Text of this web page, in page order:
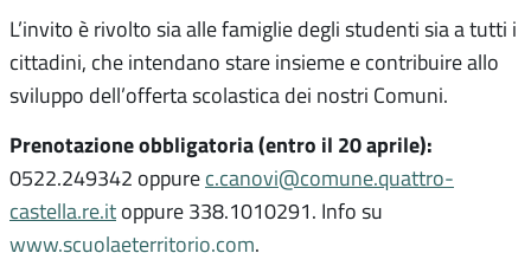
L’invito è rivolto sia alle famiglie degli studenti sia a tutti i
cittadini, che intendano stare insieme e contribuire allo
sviluppo dell’offerta scolastica dei nostri Comuni.
Prenotazione obbligatoria (entro il 20 aprile):
0522.249342 oppure c.canovi@comune.quattro-
castella.re.it oppure 338.1010291. Info su
www.scuolaeterritorio.com.